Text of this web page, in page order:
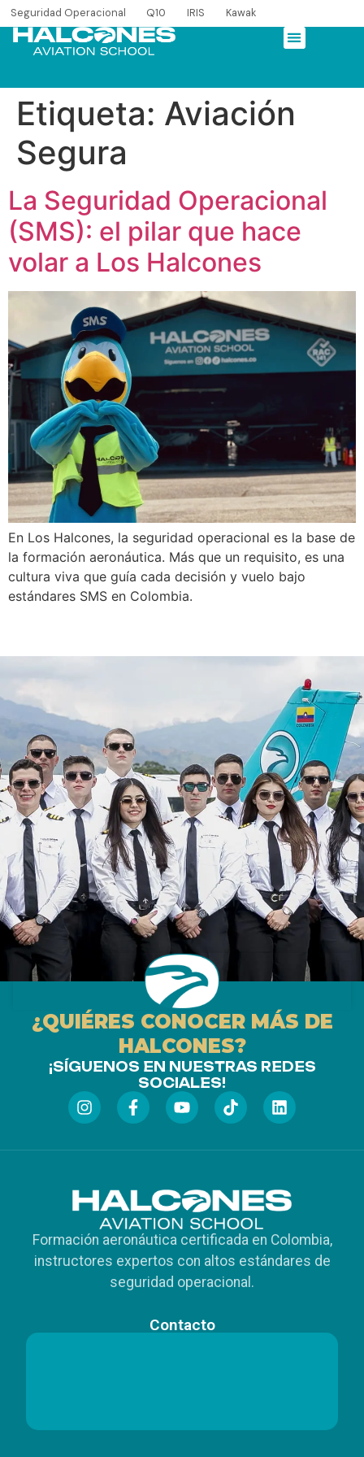
Seguridad Operacional Q10 IRIS Kawak
Etiqueta: Aviación
Segura
La Seguridad Operacional
(SMS): el pilar que hace
volar a Los Halcones
En Los Halcones, la seguridad operacional es la base de
la formación aeronáutica. Más que un requisito, es una
cultura viva que guía cada decisión y vuelo bajo
estándares SMS en Colombia.
¿QUIÉRES CONOCER MÁS DE
HALCONES?
¡SÍGUENOS EN NUESTRAS REDES
SOCIALES!
Formación aeronáutica certificada en Colombia,
instructores expertos con altos estándares de
seguridad operacional.
Contacto